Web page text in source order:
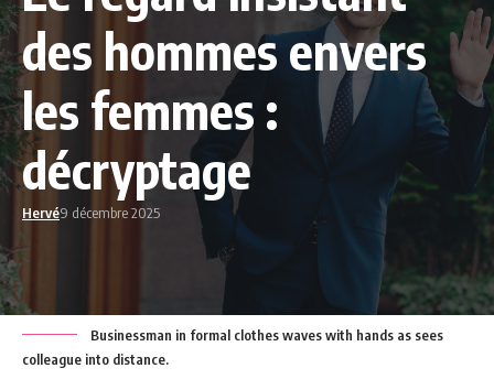
des hommes envers
les femmes :
décryptage
Hervé9 décembre 2025
Businessman in formal clothes waves with hands as sees
colleague into distance.